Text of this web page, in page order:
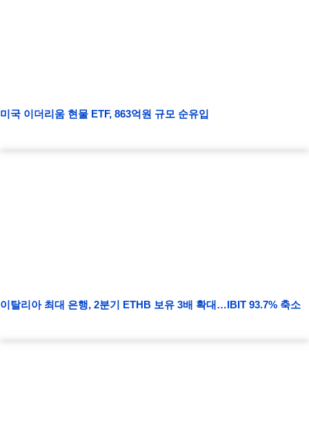
미국 이더리움 현물 ETF, 863억원 규모 순유입
이탈리아 최대 은행, 2분기 ETHB 보유 3배 확대…IBIT 93.7% 축소